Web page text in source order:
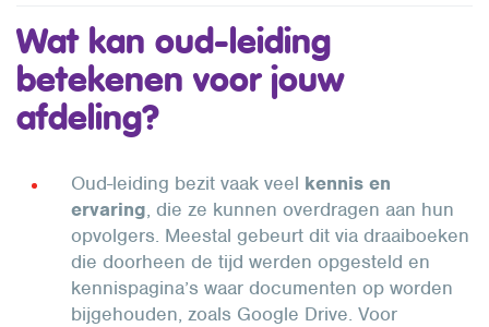
Wat kan oud-leiding
betekenen voor jouw
afdeling?
Oud-leiding bezit vaak veel kennis en
ervaring, die ze kunnen overdragen aan hun
opvolgers. Meestal gebeurt dit via draaiboeken
die doorheen de tijd werden opgesteld en
kennispagina’s waar documenten op worden
bijgehouden, zoals Google Drive. Voor